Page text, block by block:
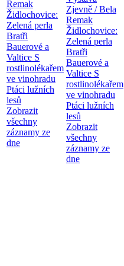
Remak
Židlochovice:
Zelená perla
Bratři
Bauerové a
Valtice S
rostlinolékařem
ve vinohradu
Ptáci lužních
lesů
Zobrazit
všechny
záznamy ze
dne
Zjevně / Bela
Remak
Židlochovice:
Zelená perla
Bratři
Bauerové a
Valtice S
rostlinolékařem
ve vinohradu
Ptáci lužních
lesů
Zobrazit
všechny
záznamy ze
dne